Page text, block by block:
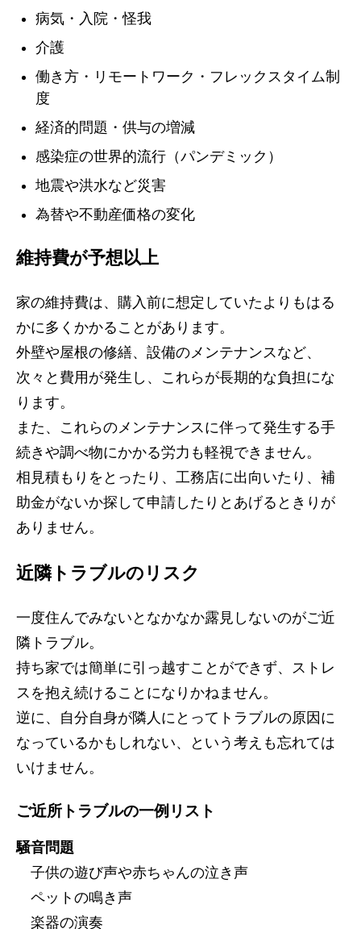
病気・入院・怪我
介護
働き方・リモートワーク・フレックスタイム制
度
経済的問題・供与の増減
感染症の世界的流行（パンデミック）
地震や洪水など災害
為替や不動産価格の変化
維持費が予想以上
家の維持費は、購入前に想定していたよりもはる
かに多くかかることがあります。
外壁や屋根の修繕、設備のメンテナンスなど、
次々と費用が発生し、これらが長期的な負担にな
ります。
また、これらのメンテナンスに伴って発生する手
続きや調べ物にかかる労力も軽視できません。
相見積もりをとったり、工務店に出向いたり、補
助金がないか探して申請したりとあげるときりが
ありません。
近隣トラブルのリスク
一度住んでみないとなかなか露見しないのがご近
隣トラブル。
持ち家では簡単に引っ越すことができず、ストレ
スを抱え続けることになりかねません。
逆に、自分自身が隣人にとってトラブルの原因に
なっているかもしれない、という考えも忘れては
いけません。
ご近所トラブルの一例リスト
騒音問題
子供の遊び声や赤ちゃんの泣き声
ペットの鳴き声
楽器の演奏